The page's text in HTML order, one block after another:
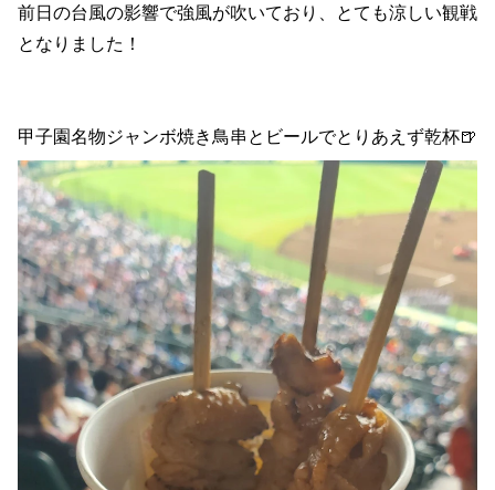
前日の台風の影響で強風が吹いており、とても涼しい観戦
となりました！
甲子園名物ジャンボ焼き鳥串とビールでとりあえず乾杯🍺